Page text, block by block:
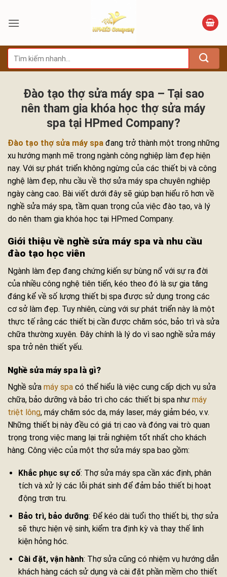
qua
dung
Tìm
kiếm:
Đào tạo thợ sửa máy spa – Tại sao
nên tham gia khóa học thợ sửa máy
spa tại HPmed Company?
Đào tạo thợ sửa máy spa đang trở thành một trong những
xu hướng mạnh mẽ trong ngành công nghiệp làm đẹp hiện
nay. Với sự phát triển không ngừng của các thiết bị và công
nghệ làm đẹp, nhu cầu về thợ sửa máy spa chuyên nghiệp
ngày càng cao. Bài viết dưới đây sẽ giúp bạn hiểu rõ hơn về
nghề sửa máy spa, tầm quan trọng của việc đào tạo, và lý
do nên tham gia khóa học tại HPmed Company.
Giới thiệu về nghề sửa máy spa và nhu cầu
đào tạo học viên
Ngành làm đẹp đang chứng kiến sự bùng nổ với sự ra đời
của nhiều công nghệ tiên tiến, kéo theo đó là sự gia tăng
đáng kể về số lượng thiết bị spa được sử dụng trong các
cơ sở làm đẹp. Tuy nhiên, cùng với sự phát triển này là một
thực tế rằng các thiết bị cần được chăm sóc, bảo trì và sửa
chữa thường xuyên. Đây chính là lý do vì sao nghề sửa máy
spa trở nên thiết yếu.
Nghề sửa máy spa là gì?
Nghề sửa máy spa có thể hiểu là việc cung cấp dịch vụ sửa
chữa, bảo dưỡng và bảo trì cho các thiết bị spa như máy
triệt lông, máy chăm sóc da, máy laser, máy giảm béo, v.v.
Những thiết bị này đều có giá trị cao và đóng vai trò quan
trọng trong việc mang lại trải nghiệm tốt nhất cho khách
hàng. Công việc của một thợ sửa máy spa bao gồm:
Khắc phục sự cố: Thợ sửa máy spa cần xác định, phân
tích và xử lý các lỗi phát sinh để đảm bảo thiết bị hoạt
động trơn tru.
Bảo trì, bảo dưỡng: Để kéo dài tuổi thọ thiết bị, thợ sửa
sẽ thực hiện vệ sinh, kiểm tra định kỳ và thay thế linh
kiện hỏng hóc.
Cài đặt, vận hành: Thợ sửa cũng có nhiệm vụ hướng dẫn
khách hàng cách sử dụng và cài đặt phần mềm cho thiết